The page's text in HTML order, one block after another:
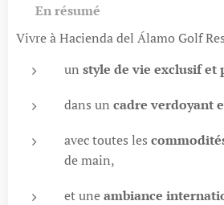
En résumé
Vivre à Hacienda del Álamo Golf
un style de vie exclusif et
dans un cadre verdoyant
avec toutes les
de main,
et uneambiance